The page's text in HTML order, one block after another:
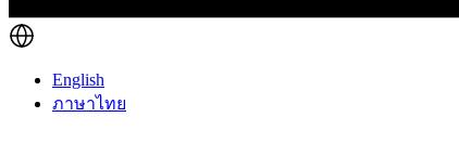
English
ภาษาไทย